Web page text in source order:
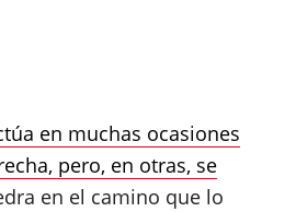
en muchas ocasiones
pero, en otras, se
en el camino que lo